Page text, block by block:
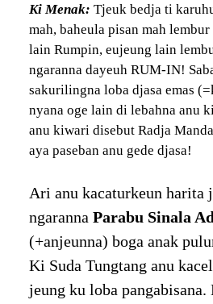
Ki Menak: Tjeuk bedja ti
mah, baheula pisan mah
lain Rumpin, eujeung lain
ngaranna dayeuh RUM-IN!
sakurilingna loba djasa emas
nyana oge lain di lebahna anu
anu kiwari disebut Radja
aya paseban anu gede djasa!
Ari anu kacaturkeun harita
ngaranna Parabu Sinala
(+anjeunna) boga anak
Ki Suda Tungtang anu
jeung ku loba